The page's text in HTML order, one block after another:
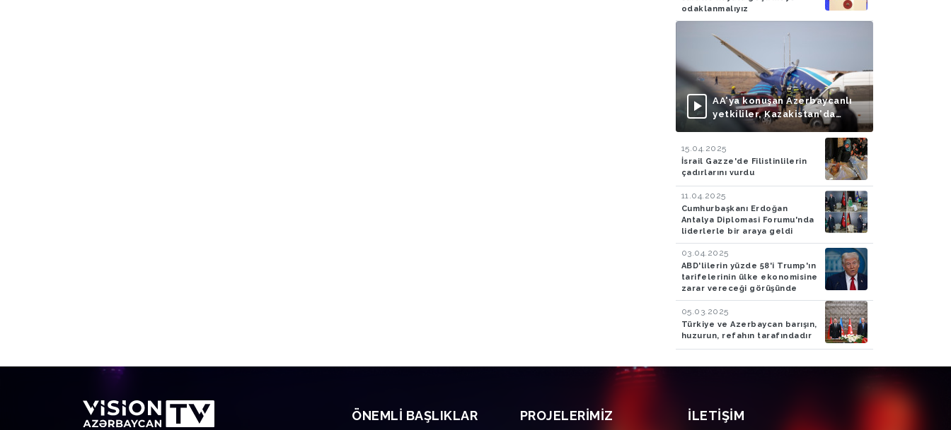
odaklanmalıyız
AA'ya konuşan Azerbaycanlı
yetkililer, Kazakistan'da
düşen uçağın Rus füzesiyle
doğruladı
15.04.2025
İsrail Gazze'de Filistinlilerin
çadırlarını vurdu
11.04.2025
Cumhurbaşkanı Erdoğan
Antalya Diplomasi Forumu'nda
liderlerle bir araya geldi
03.04.2025
ABD'lilerin yüzde 58'i Trump'ın
tarifelerinin ülke ekonomisine
zarar vereceği görüşünde
05.03.2025
Türkiye ve Azerbaycan barışın,
huzurun, refahın tarafındadır
ÖNEMLI BAŞLIKLAR PROJELERIMIZ İLETIŞIM